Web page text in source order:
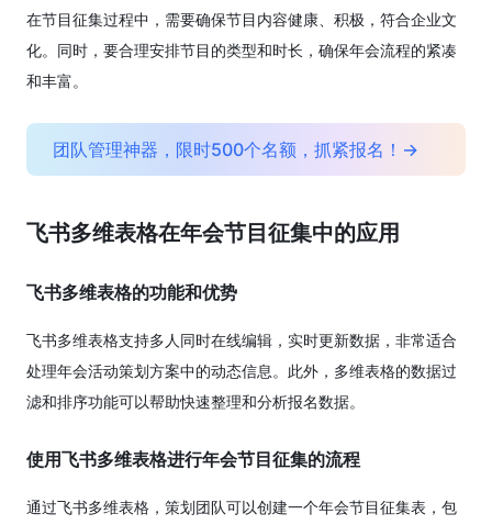
在节目征集过程中，需要确保节目内容健康、积极，符合企业文
化。同时，要合理安排节目的类型和时长，确保年会流程的紧凑
和丰富。
团队管理神器，限时500个名额，抓紧报名！→
飞书多维表格在年会节目征集中的应用
飞书多维表格的功能和优势
飞书多维表格支持多人同时在线编辑，实时更新数据，非常适合
处理年会活动策划方案中的动态信息。此外，多维表格的数据过
滤和排序功能可以帮助快速整理和分析报名数据。
使用飞书多维表格进行年会节目征集的流程
通过飞书多维表格，策划团队可以创建一个年会节目征集表，包